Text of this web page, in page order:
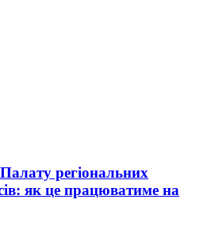
регіональних
як це працюватиме на